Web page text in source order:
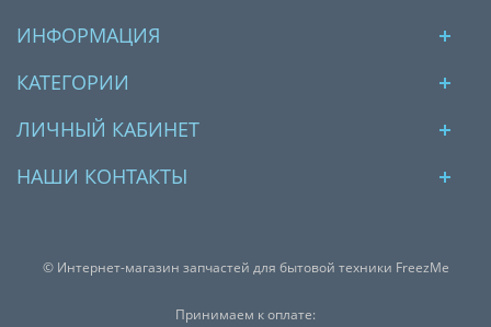
ИНФОРМАЦИЯ
КАТЕГОРИИ
ЛИЧНЫЙ КАБИНЕТ
НАШИ КОНТАКТЫ
© Интернет-магазин запчастей для бытовой техники FreezMe
Принимаем к оплате: